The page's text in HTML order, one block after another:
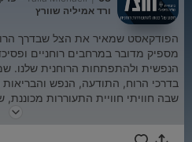
ורד אמיליה שוורץ
הפודקאסט שמאיר את הצל שבדרך
מספיק מדובר במרחבים רוחניים
הנפשית ולהתפתחות הרוחנית שלנו.
שבה חוויתי חוויית התעוררות
ושלל מפגשים כואבים עם הצל הרוחני-